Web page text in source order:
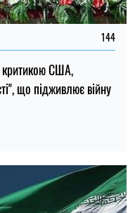
144
критикою США,
що підживлює війну